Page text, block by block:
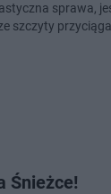
sprawa,
szczyty
Śnieżce!